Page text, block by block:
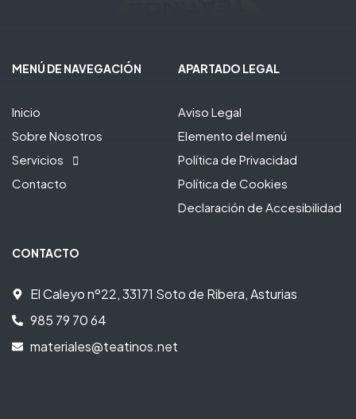
MENÚ DE NAVEGACIÓN
Inicio
Sobre Nosotros
Servicios
Contacto
APARTADO LEGAL
Aviso Legal
Elemento del menú
Política de Privacidad
Política de Cookies
Declaración de Accesibilidad
CONTACTO
El Caleyo nº22, 33171 Soto de Ribera, Asturias
985 79 70 64
materiales@teatinos.net